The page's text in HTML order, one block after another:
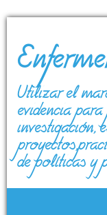
Utilizar el
evidencia
investigación,
de políticas y